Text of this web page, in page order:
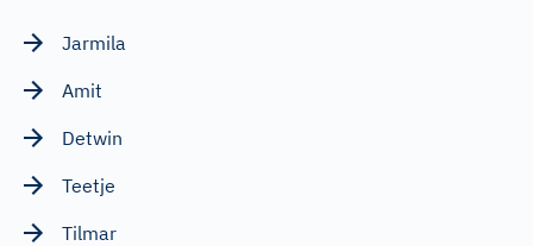
Jarmila
Amit
Detwin
Teetje
Tilmar